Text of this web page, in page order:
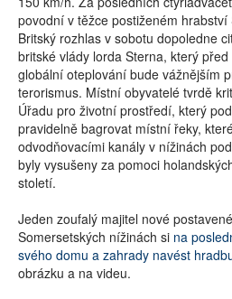
povodní v těžce postiženém
Britský rozhlas v sobotu dopoledne
britské vlády lorda Sterna, který
globální oteplování bude vážnějším
terorismus. Místní obyvatelé tvrdě
Úřadu pro životní prostředí, který
pravidelně bagrovat místní řeky,
odvodňovacími kanály v nížinách
byly vysušeny za pomoci
století.
Jeden zoufalý majitel nové
Somersetských nížinách si na
svého domu a zahrady navést
obrázku a na videu.